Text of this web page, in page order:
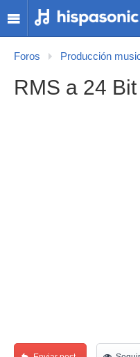
Foros Producción
RMS a 24 Bit